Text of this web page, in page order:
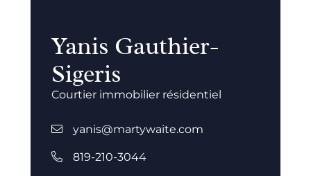
Yanis Gauthier-
Sigeris
Courtier immobilier résidentiel
yanis@martywaite.com
819-210-3044